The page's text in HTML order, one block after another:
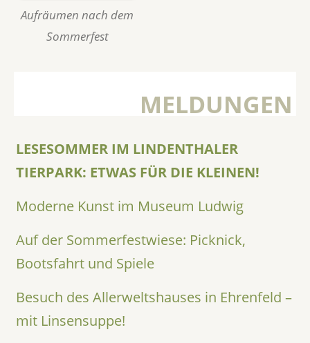
Aufräumen nach dem
Sommerfest
MELDUNGEN
LESESOMMER IM LINDENTHALER
TIERPARK: ETWAS FÜR DIE KLEINEN!
Moderne Kunst im Museum Ludwig
Auf der Sommerfestwiese: Picknick,
Bootsfahrt und Spiele
Besuch des Allerweltshauses in Ehrenfeld –
mit Linsensuppe!